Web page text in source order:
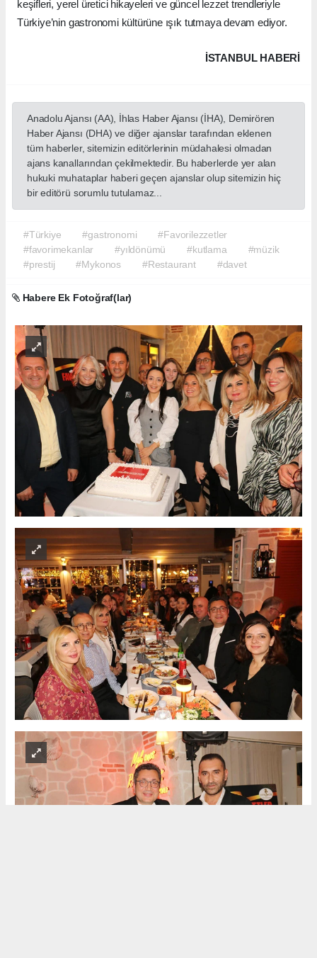
keşifleri, yerel üretici hikayeleri ve güncel lezzet trendleriyle
Türkiye’nin gastronomi kültürüne ışık tutmaya devam ediyor.
İSTANBUL HABERİ
Anadolu Ajansı (AA), İhlas Haber Ajansı (İHA), Demirören
Haber Ajansı (DHA) ve diğer ajanslar tarafından eklenen
tüm haberler, sitemizin editörlerinin müdahalesi olmadan
ajans kanallarından çekilmektedir. Bu haberlerde yer alan
hukuki muhataplar haberi geçen ajanslar olup sitemizin hiç
bir editörü sorumlu tutulamaz...
#Türkiye #gastronomi
#Favorilezzetler
#favorimekanlar
#yıldönümü #kutlama
#müzik
#prestij
#Mykonos #Restaurant #davet
Habere Ek Fotoğraf(lar)